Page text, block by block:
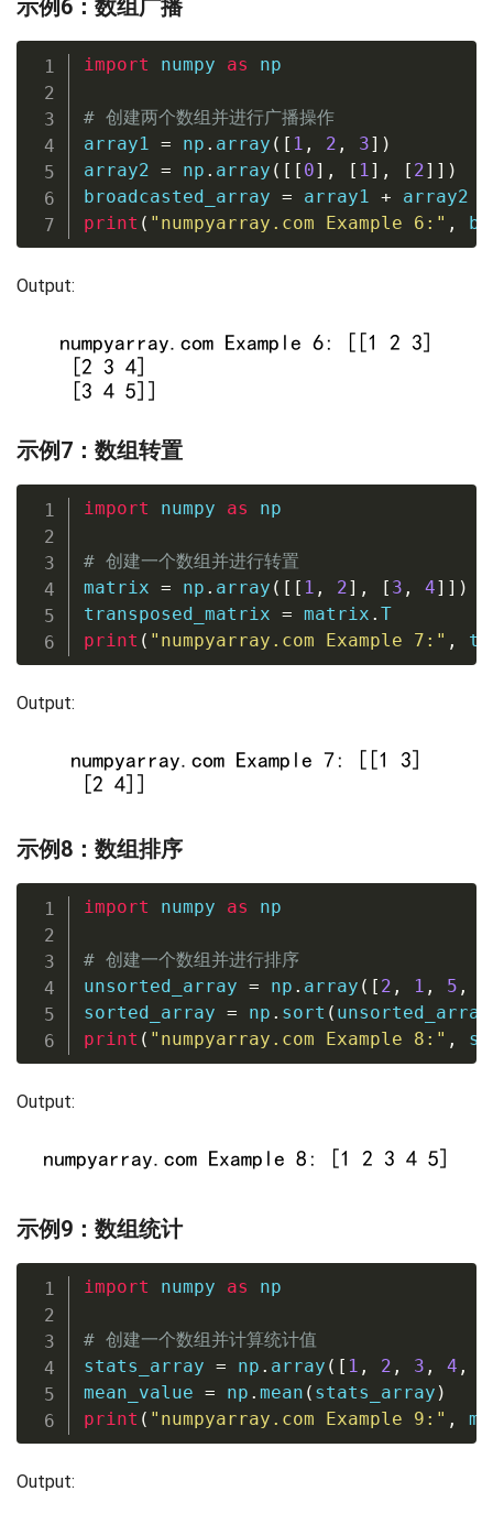
示例6：数组广播
import numpy as np
# 创建两个数组并进行广播操作
array1 = np . array ( [ 1 , 2 , 3] )
array2 = np . array ( [ [ 0] , [ 1] , [ 2] ] )
broadcasted_array = array1 +
print ( "numpyarray.com Example 6:" ,
Output:
示例7：数组转置
import numpy as np
# 创建一个数组并进行转置
matrix = np . array ( [ [ 1 , 2] , [ 3 , 4] ] )
transposed_matrix = matrix .
T
print ( "numpyarray.com Example 7:" ,
Output:
示例8：数组排序
import numpy as np
# 创建一个数组并进行排序
unsorted_array = np . array ( [ 2 , 1 , 5 ,
sorted_array = np . sort ( unsorted_array
print ( "numpyarray.com Example 8:" ,
Output:
示例9：数组统计
import numpy as np
# 创建一个数组并计算统计值
stats_array = np . array ( [ 1 , 2 , 3 , 4 ,
mean_value = np . mean ( stats_array )
print ( "numpyarray.com Example 9:" ,
Output: